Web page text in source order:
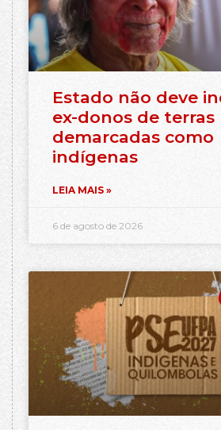
Estado não deve
ex-donos de terras
demarcadas como
indígenas
LEIA MAIS »
6 de agosto de 2026